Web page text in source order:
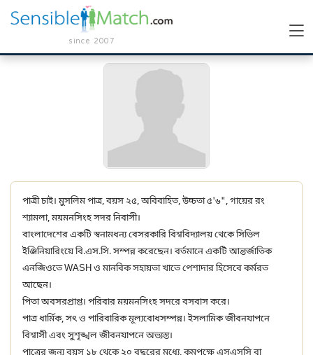
since 2007
পাত্রী চাই। মুসলিম পাত্র, বয়স ২৫, অবিবাহিত, উচ্চতা ৫'৬", গায়ের রং
শ্যামলা, ময়মনসিংহ সদর নিবাসী।
বাংলাদেশের একটি স্বনামধন্য বেসরকারি বিশ্ববিদ্যালয় থেকে সিভিল
ইঞ্জিনিয়ারিংয়ে বি.এস.সি. সম্পন্ন করেছেন। বর্তমানে একটি আন্তর্জাতিক
এনজিওতে WASH ও মানবিক সহায়তা খাতে পেশাদার হিসেবে কর্মরত
আছেন।
পিতা অবসরপ্রাপ্ত। পরিবার ময়মনসিংহ সদরে বসবাস করে।
পাত্র ধার্মিক, সৎ ও পারিবারিক মূল্যবোধসম্পন্ন। ইসলামিক জীবনযাপনে
বিশ্বাসী এবং সুশৃঙ্খল জীবনযাপনে অভ্যস্ত।